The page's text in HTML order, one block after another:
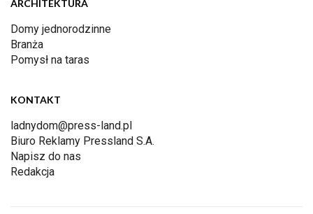
ARCHITEKTURA
Domy jednorodzinne
Branża
Pomysł na taras
KONTAKT
ladnydom@press-land.pl
Biuro Reklamy Pressland S.A.
Napisz do nas
Redakcja